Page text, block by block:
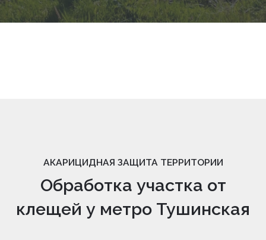
АКАРИЦИДНАЯ ЗАЩИТА ТЕРРИТОРИИ
Обработка участка от
клещей у метро Тушинская